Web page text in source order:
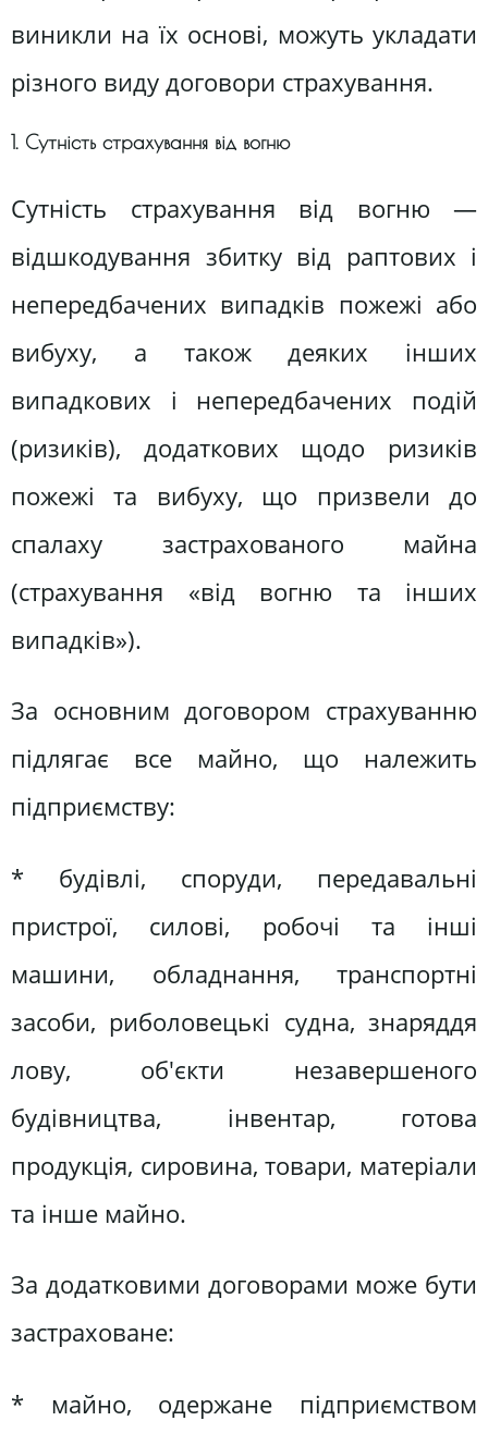
виникли на їх основі, можуть укладати
різного виду договори страхування.
1. Сутність страхування від вогню
Сутність страхування від вогню —
відшкодування збитку від раптових і
непередбачених випадків пожежі або
вибуху, а також деяких інших
випадкових і непередбачених подій
(ризиків), додаткових щодо ризиків
пожежі та вибуху, що призвели до
спалаху застрахованого майна
(страхування «від вогню та інших
випадків»).
За основним договором страхуванню
підлягає все майно, що належить
підприємству:
* будівлі, споруди, передавальні
пристрої, силові, робочі та інші
машини, обладнання, транспортні
засоби, риболовецькі судна, знаряддя
лову, об'єкти незавершеного
будівництва, інвентар, готова
продукція, сировина, товари, матеріали
та інше майно.
За додатковими договорами може бути
застраховане:
* майно, одержане підприємством